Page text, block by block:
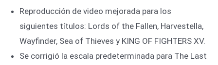
Reproducción de video mejorada para los
siguientes títulos: Lords of the Fallen, Harvestella,
Wayfinder, Sea of ​​Thieves y KING OF FIGHTERS XV.
Se corrigió la escala predeterminada para The Last